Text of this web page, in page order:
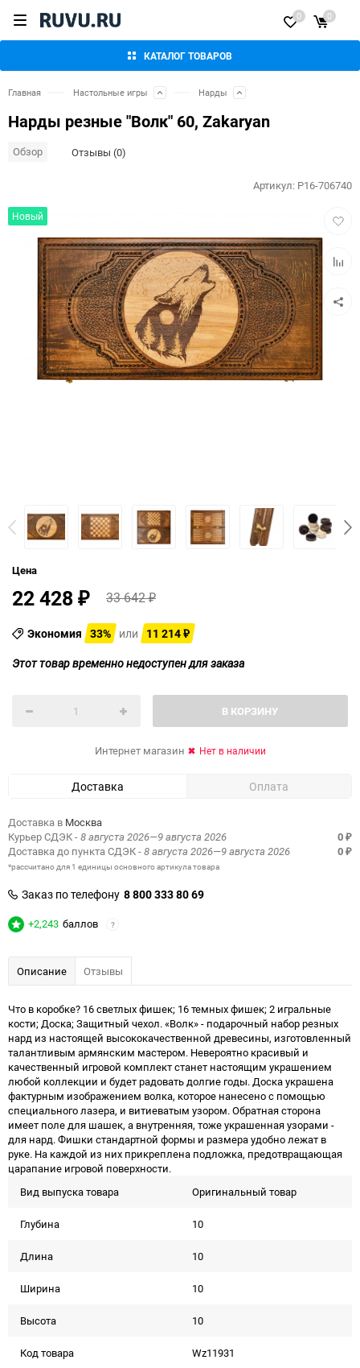
КАТАЛОГ ТОВАРОВ
0 0
Главная Настольные игры Нарды
Нарды резные "Волк" 60, Zakaryan
Обзор Отзывы (0)
Новый
Артикул: P16-706740
Цена
22 428 ₽ 33 642₽
Экономия 33% или 11 214 ₽
Этот товар временно недоступен для заказа
В КОРЗИНУ
Интернет магазин Нет в наличии
Доставка Оплата
Доставка в Москва
Курьер СДЭК- 8 августа 2026—9 августа 2026 0 ₽
Доставка до пункта СДЭК- 8 августа 2026—9 августа 2026 0 ₽
*рассчитано для 1 единицы основного артикула товара
Заказ по телефону 8 800 333 80 69
+2,243 баллов ?
Описание Отзывы
Что в коробке? 16 светлых фишек; 16 темных фишек; 2 игральные
кости; Доска; Защитный чехол. «Волк» - подарочный набор резных
нард из настоящей высококачественной древесины, изготовленный
талантливым армянским мастером. Невероятно красивый и
качественный игровой комплект станет настоящим украшением
любой коллекции и будет радовать долгие годы. Доска украшена
фактурным изображением волка, которое нанесено с помощью
специального лазера, и витиеватым узором. Обратная сторона
имеет поле для шашек, а внутренняя, тоже украшенная узорами -
для нард. Фишки стандартной формы и размера удобно лежат в
руке. На каждой из них прикреплена подложка, предотвращающая
царапание игровой поверхности.
Вид выпуска товара
Оригинальный товар
Глубина 10
Длина 10
Ширина 10
Высота 10
Код товара Wz11931